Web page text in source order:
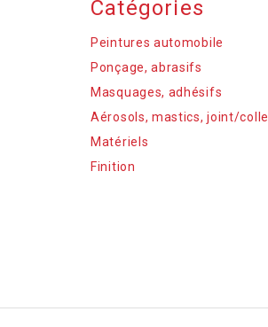
Catégories
Peintures automobile
Ponçage, abrasifs
Masquages, adhésifs
Aérosols, mastics, joint/colle
Matériels
Finition